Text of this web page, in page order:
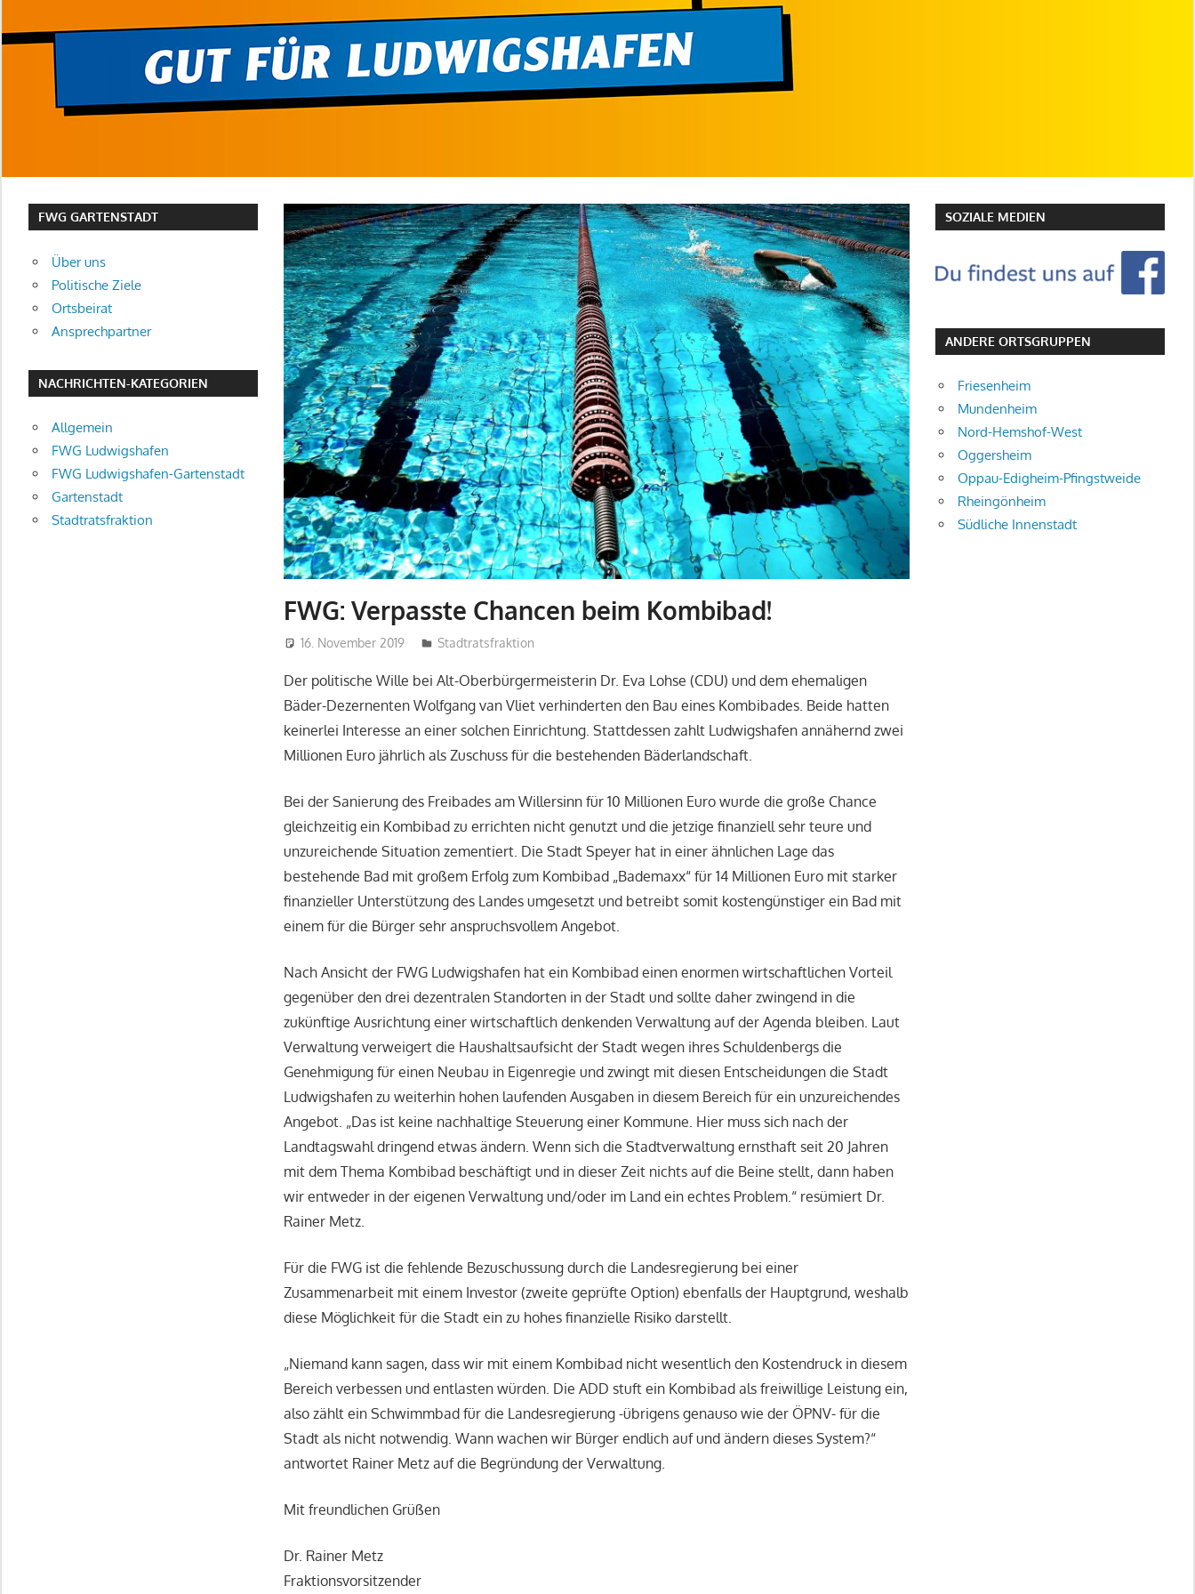
FWG: Verpasste Chancen beim Kombibad!
16. November 2019 admin
Stadtratsfraktion
Der politische Wille bei Alt-Oberbürgermeisterin Dr. Eva Lohse (CDU) und dem ehemaligen
Bäder-Dezernenten Wolfgang van Vliet verhinderten den Bau eines Kombibades. Beide hatten
keinerlei Interesse an einer solchen Einrichtung. Stattdessen zahlt Ludwigshafen annähernd zwei
Millionen Euro jährlich als Zuschuss für die bestehenden Bäderlandschaft.
Bei der Sanierung des Freibades am Willersinn für 10 Millionen Euro wurde die große Chance
gleichzeitig ein Kombibad zu errichten nicht genutzt und die jetzige finanziell sehr teure und
unzureichende Situation zementiert. Die Stadt Speyer hat in einer ähnlichen Lage das
bestehende Bad mit großem Erfolg zum Kombibad „Bademaxx“ für 14 Millionen Euro mit starker
finanzieller Unterstützung des Landes umgesetzt und betreibt somit kostengünstiger ein Bad mit
einem für die Bürger sehr anspruchsvollem Angebot.
Nach Ansicht der FWG Ludwigshafen hat ein Kombibad einen enormen wirtschaftlichen Vorteil
gegenüber den drei dezentralen Standorten in der Stadt und sollte daher zwingend in die
zukünftige Ausrichtung einer wirtschaftlich denkenden Verwaltung auf der Agenda bleiben. Laut
Verwaltung verweigert die Haushaltsaufsicht der Stadt wegen ihres Schuldenbergs die
Genehmigung für einen Neubau in Eigenregie und zwingt mit diesen Entscheidungen die Stadt
Ludwigshafen zu weiterhin hohen laufenden Ausgaben in diesem Bereich für ein unzureichendes
Angebot. „Das ist keine nachhaltige Steuerung einer Kommune. Hier muss sich nach der
Landtagswahl dringend etwas ändern. Wenn sich die Stadtverwaltung ernsthaft seit 20 Jahren
mit dem Thema Kombibad beschäftigt und in dieser Zeit nichts auf die Beine stellt, dann haben
wir entweder in der eigenen Verwaltung und/oder im Land ein echtes Problem.“ resümiert Dr.
Rainer Metz.
Für die FWG ist die fehlende Bezuschussung durch die Landesregierung bei einer
Zusammenarbeit mit einem Investor (zweite geprüfte Option) ebenfalls der Hauptgrund, weshalb
diese Möglichkeit für die Stadt ein zu hohes finanzielle Risiko darstellt.
„Niemand kann sagen, dass wir mit einem Kombibad nicht wesentlich den Kostendruck in diesem
Bereich verbessen und entlasten würden. Die ADD stuft ein Kombibad als freiwillige Leistung ein,
also zählt ein Schwimmbad für die Landesregierung -übrigens genauso wie der ÖPNV- für die
Stadt als nicht notwendig. Wann wachen wir Bürger endlich auf und ändern dieses System?“
antwortet Rainer Metz auf die Begründung der Verwaltung.
Mit freundlichen Grüßen
Dr. Rainer Metz
Fraktionsvorsitzender
FWG GARTENSTADT
Über uns
Politische Ziele
Ortsbeirat
Ansprechpartner
NACHRICHTEN-KATEGORIEN
Allgemein
FWG Ludwigshafen
FWG Ludwigshafen-Gartenstadt
Gartenstadt
Stadtratsfraktion
SOZIALE MEDIEN
ANDERE ORTSGRUPPEN
Friesenheim
Mundenheim
Nord-Hemshof-West
Oggersheim
Oppau-Edigheim-Pfingstweide
Rheingönheim
Südliche Innenstadt